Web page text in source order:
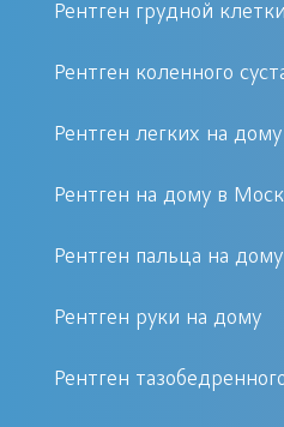
Рентген суставов
основных методов
нарушений.
также в
выявляет как
вторичные
определить, какой
Рентген грудной
Рентген коленного
Рентген легких на дому
Рентген на дому в
Рентген пальца на дому
Рентген руки на дому
Рентген